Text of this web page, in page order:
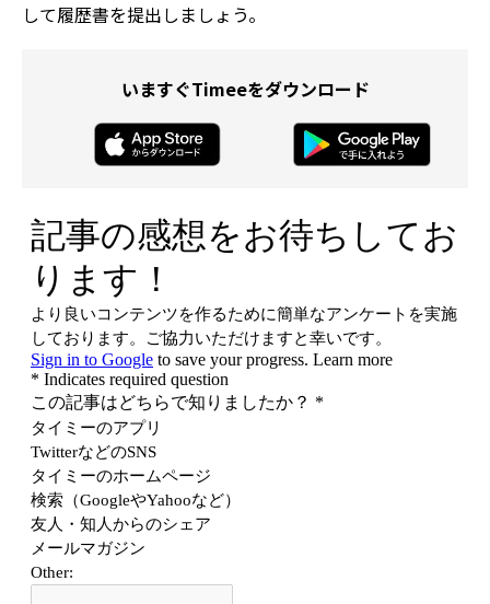
して履歴書を提出しましょう。
いますぐTimeeをダウンロード